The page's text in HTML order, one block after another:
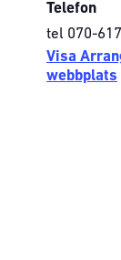
Telefon
tel 070-
Visa
webbplats